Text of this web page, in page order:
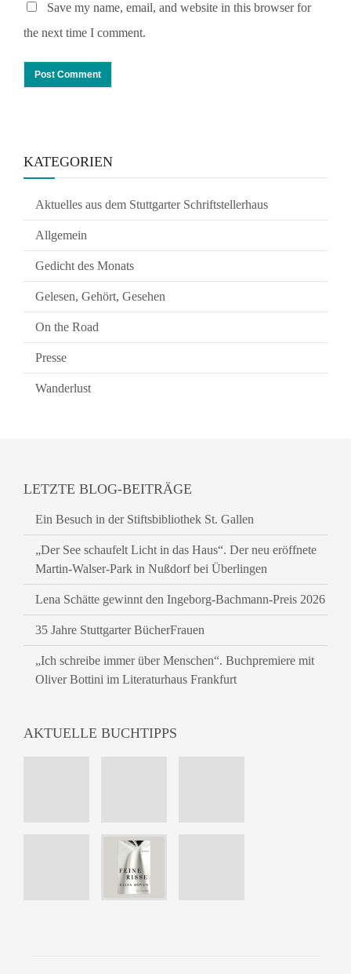
Save my name, email, and website in this browser for
the next time I comment.
KATEGORIEN
Aktuelles aus dem Stuttgarter Schriftstellerhaus
Allgemein
Gedicht des Monats
Gelesen, Gehört, Gesehen
On the Road
Presse
Wanderlust
LETZTE BLOG-BEITRÄGE
Ein Besuch in der Stiftsbibliothek St. Gallen
„Der See schaufelt Licht in das Haus“. Der neu eröffnete
Martin-Walser-Park in Nußdorf bei Überlingen
Lena Schätte gewinnt den Ingeborg-Bachmann-Preis 2026
35 Jahre Stuttgarter BücherFrauen
„Ich schreibe immer über Menschen“. Buchpremiere mit
Oliver Bottini im Literaturhaus Frankfurt
AKTUELLE BUCHTIPPS